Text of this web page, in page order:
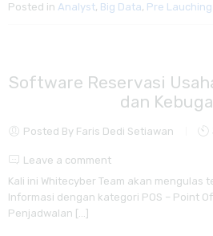
Posted in Analyst, Big Data, Pre Lauching
Software Reservasi
dan
Posted By Faris Dedi Setiawan
Leave a comment
Kali ini Whitecyber Team akan mengulas
Informasi dengan kategori POS – Point
Penjadwalan […]